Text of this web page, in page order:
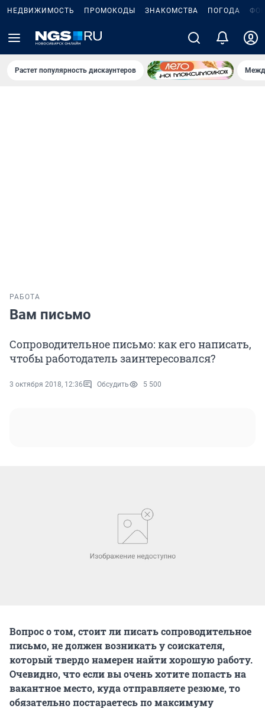
НЕДВИЖИМОСТЬ ПРОМОКОДЫ ЗНАКОМСТВА ПОГОДА
Растет популярность дискаунтеров
РАБОТА
Вам письмо
Сопроводительное письмо: как его написать,
чтобы работодатель заинтересовался?
3 октября 2018, 12:36 Обсудить 5 500
Вопрос о том, стоит ли писать сопроводительное
письмо, не должен возникать у соискателя,
который твердо намерен найти хорошую работу.
Очевидно, что если вы очень хотите попасть на
вакантное место, куда отправляете резюме, то
обязательно постараетесь по максимуму